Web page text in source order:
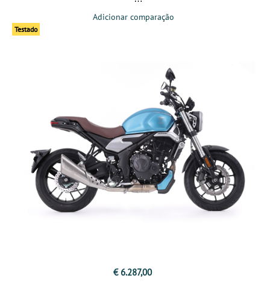
Adicionar comparação
Testado
€ 6.287,00